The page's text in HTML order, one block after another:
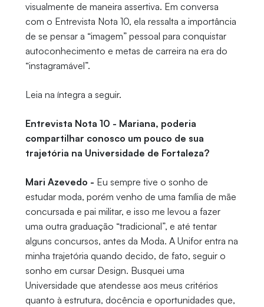
visualmente de maneira assertiva. Em conversa
com o Entrevista Nota 10, ela ressalta a importância
de se pensar a “imagem” pessoal para conquistar
autoconhecimento e metas de carreira na era do
“instagramável”.
Leia na íntegra a seguir.
Entrevista Nota 10 - Mariana, poderia
compartilhar conosco um pouco de sua
trajetória na Universidade de Fortaleza?
Mari Azevedo - Eu sempre tive o sonho de
estudar moda, porém venho de uma família de mãe
concursada e pai militar, e isso me levou a fazer
uma outra graduação “tradicional”, e até tentar
alguns concursos, antes da Moda. A Unifor entra na
minha trajetória quando decido, de fato, seguir o
sonho em cursar Design. Busquei uma
Universidade que atendesse aos meus critérios
quanto à estrutura, docência e oportunidades que,